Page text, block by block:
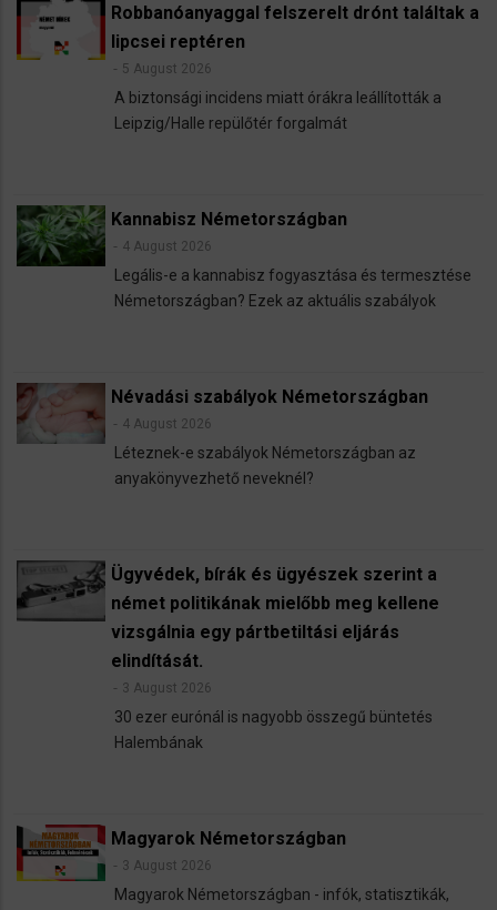
Robbanóanyaggal felszerelt drónt találtak a
lipcsei reptéren
5 August 2026
A biztonsági incidens miatt órákra leállították a
Leipzig/Halle repülőtér forgalmát
Kannabisz Németországban
4 August 2026
Legális-e a kannabisz fogyasztása és termesztése
Németországban? Ezek az aktuális szabályok
Névadási szabályok Németországban
4 August 2026
Léteznek-e szabályok Németországban az
anyakönyvezhető neveknél?
Ügyvédek, bírák és ügyészek szerint a
német politikának mielőbb meg kellene
vizsgálnia egy pártbetiltási eljárás
elindítását.
3 August 2026
30 ezer eurónál is nagyobb összegű büntetés
Halembának
Magyarok Németországban
3 August 2026
Magyarok Németországban - infók, statisztikák,